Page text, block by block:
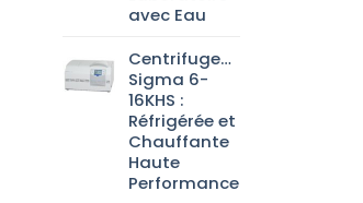
avec Eau
Centrifugeuse
Sigma 6-
16KHS :
Réfrigérée et
Chauffante
Haute
Performance